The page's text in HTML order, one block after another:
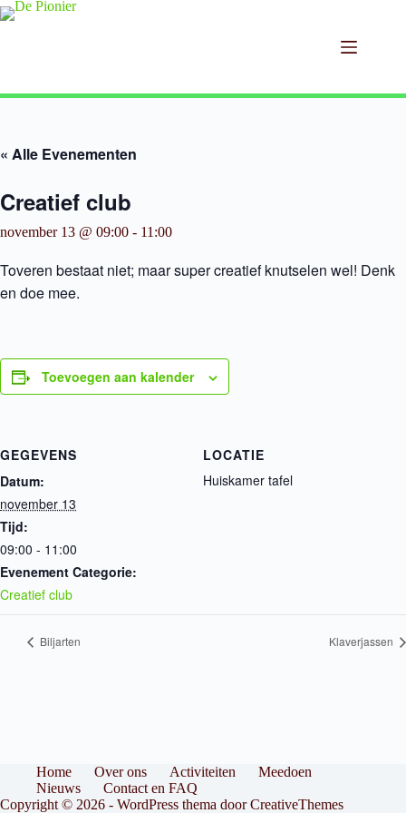
Ga
naar
« Alle Evenementen
Creatief club
november 13 @ 09:00 - 11:00
Toveren bestaat niet; maar super creatief knutselen wel! Denk
en doe mee.
Toevoegen aan kalender
GEGEVENS
Datum:
november 13
Tijd:
09:00 - 11:00
Evenement Categorie:
Creatief club
LOCATIE
Huiskamer tafel
Biljarten Klaverjassen
Home Over ons Activiteiten
Meedoen
Nieuws
Contact en FAQ
Copyright © 2026 - WordPress thema doorCreativeThemes